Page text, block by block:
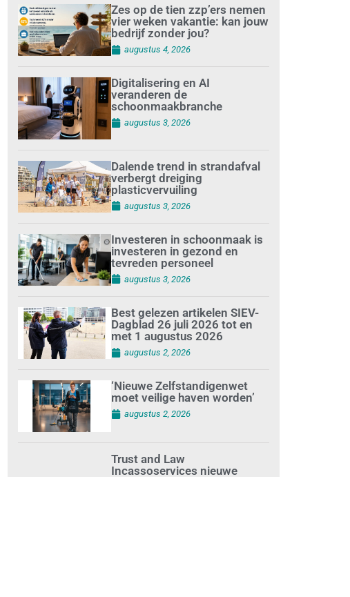
Zes op de tien zzp’ers nemen
vier weken vakantie: kan jouw
bedrijf zonder jou?
augustus 4, 2026
Digitalisering en AI
veranderen de
schoonmaakbranche
augustus 3, 2026
Dalende trend in strandafval
verbergt dreiging
plasticvervuiling
augustus 3, 2026
Investeren in schoonmaak is
investeren in gezond en
tevreden personeel
augustus 3, 2026
Best gelezen artikelen SIEV-
Dagblad 26 juli 2026 tot en
met 1 augustus 2026
augustus 2, 2026
‘Nieuwe Zelfstandigenwet
moet veilige haven worden’
augustus 2, 2026
Trust and Law
Incassoservices nieuwe